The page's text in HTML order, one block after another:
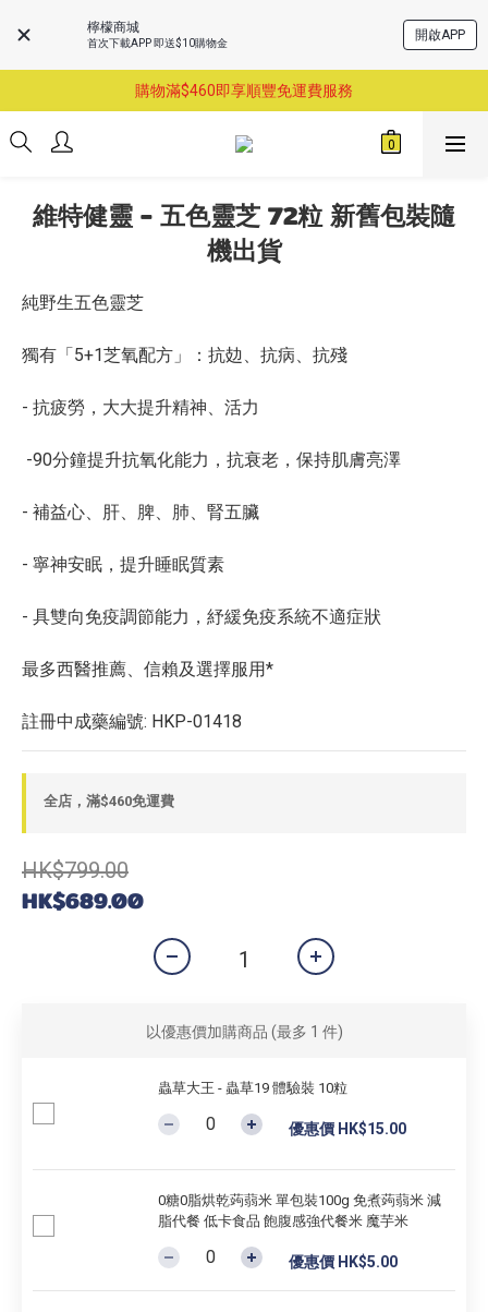
檸檬商城
首次下載APP 即送$10購物金
開啟APP
購物滿$460即享順豐免運費服務
購物滿$460即享順豐免運費服務
已支持葵涌門市自取服務-請先預約
維特健靈 - 五色靈芝 72粒 新舊包裝隨
機出貨
純野生五色靈芝
獨有「5+1芝氧配方」：抗攰、抗病、抗殘
- 抗疲勞，大大提升精神、活力
-90分鐘提升抗氧化能力，抗衰老，保持肌膚亮澤
- 補益心、肝、脾、肺、腎五臟
- 寧神安眠，提升睡眠質素
- 具雙向免疫調節能力，紓緩免疫系統不適症狀
最多西醫推薦、信賴及選擇服用*
註冊中成藥編號: HKP-01418
全店，滿$460免運費
HK$799.00
HK$689.00
以優惠價加購商品 (最多 1 件)
蟲草大王 - 蟲草19 體驗裝 10粒
優惠價 HK$15.00
0糖0脂烘乾蒟蒻米 單包裝100g 免煮蒟蒻米 減
脂代餐 低卡食品 飽腹感強代餐米 魔芋米
優惠價 HK$5.00